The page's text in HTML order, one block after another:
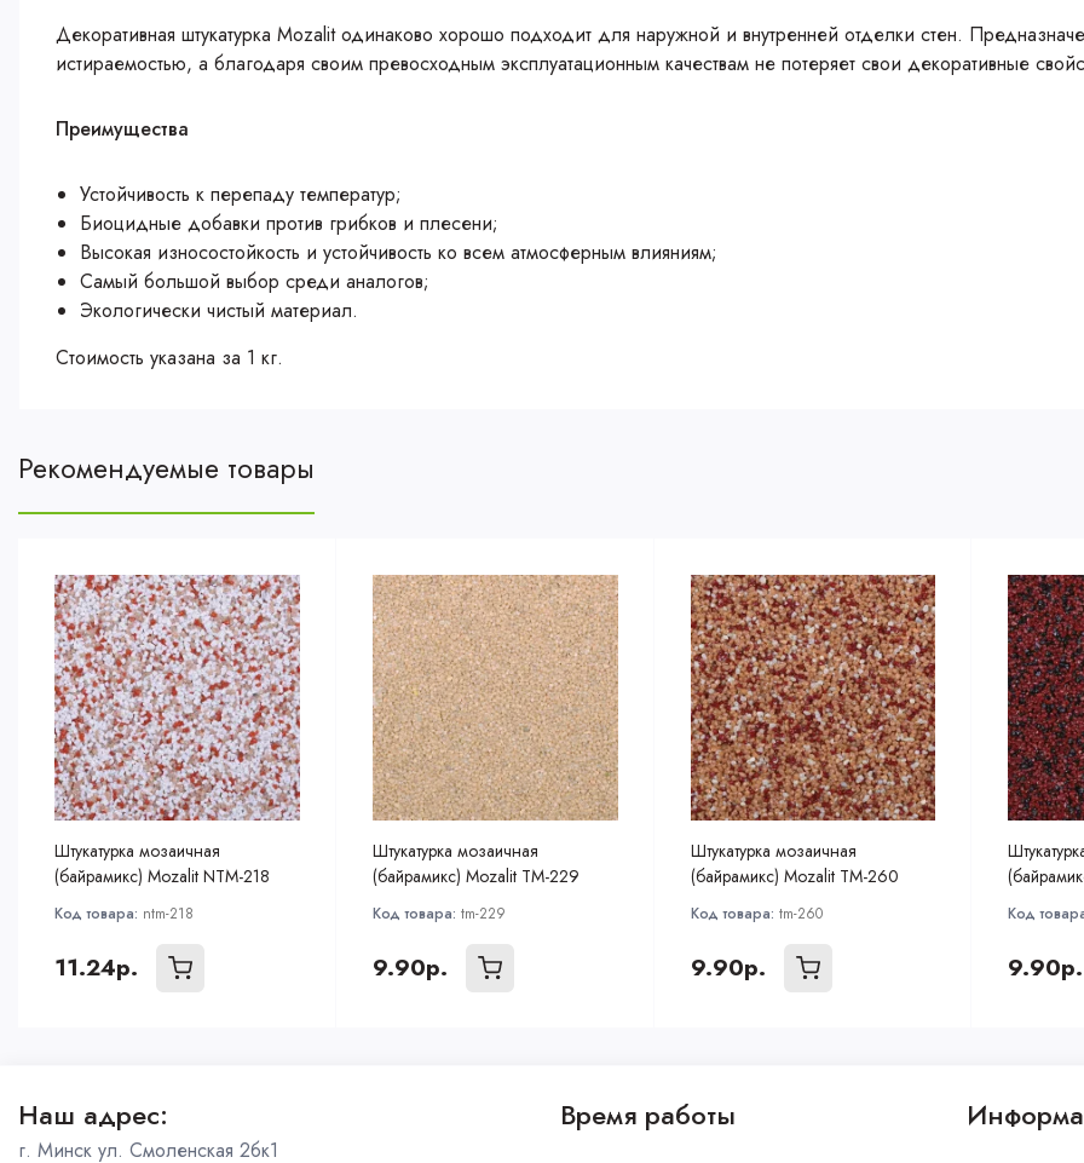
Декоративная штукатурка Mozalit одинаково хорошо подходит для наружной и внутренней отделки стен.
истираемостью, а благодаря своим превосходным эксплуатационным качествам не потеряет свои декоративные
Преимущества
Устойчивость к перепаду температур;
Биоцидные добавки против грибков и плесени;
Высокая износостойкость и устойчивость ко всем атмосферным влияниям;
Самый большой выбор среди аналогов;
Экологически чистый материал.
Стоимость указана за 1 кг.
Рекомендуемые товары
Штукатурка мозаичная
(байрамикс) Mozalit NTM-218
Код товара: ntm-218
11.24р.
Штукатурка мозаичная
(байрамикс) Mozalit TM-229
Код товара: tm-229
9.90р.
Штукатурка мозаичная
(байрамикс) Mozalit TM-260
Код товара: tm-260
9.90р.
Код
9.90р.
Наш адрес:
г. Минск ул. Смоленская 2бк1
Время работы